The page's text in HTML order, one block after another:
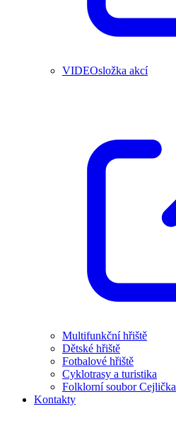
VIDEOsložka akcí
Multifunkční hřiště
Dětské hřiště
Fotbalové hřiště
Cyklotrasy a turistika
Folklorní soubor Cejlička
Kontakty